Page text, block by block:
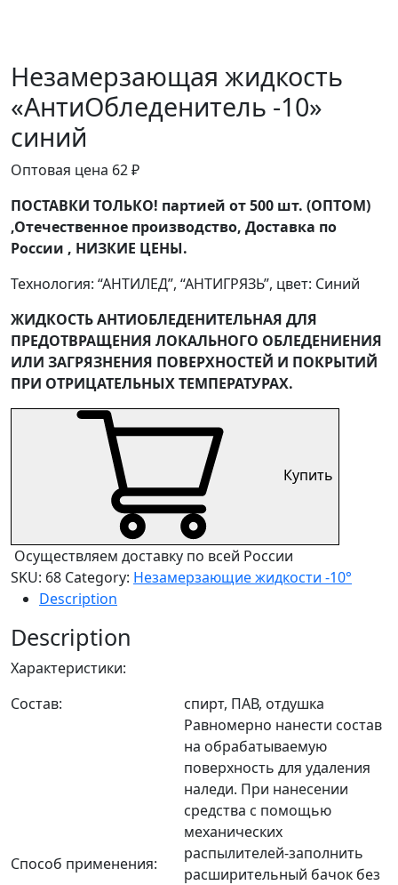
Незамерзающая жидкость
«АнтиОбледенитель -10»
синий
Оптовая цена 62₽
ПОСТАВКИ ТОЛЬКО! партией от 500 шт. (ОПТОМ)
,Отечественное производство, Доставка по
России , НИЗКИЕ ЦЕНЫ.
Технология: “АНТИЛЕД”, “АНТИГРЯЗЬ”, цвет: Синий
ЖИДКОСТЬ АНТИОБЛЕДЕНИТЕЛЬНАЯ ДЛЯ
ПРЕДОТВРАЩЕНИЯ ЛОКАЛЬНОГО ОБЛЕДЕНИЕНИЯ
ИЛИ ЗАГРЯЗНЕНИЯ ПОВЕРХНОСТЕЙ И ПОКРЫТИЙ
ПРИ ОТРИЦАТЕЛЬНЫХ ТЕМПЕРАТУРАХ.
Купить
Осуществляем доставку по всей России
SKU: 68 Category: Незамерзающие жидкости -10°
Description
Description
Характеристики:
Состав:
спирт, ПАВ, отдушка
Способ применения:
Равномерно нанести состав
на обрабатываемую
поверхность для удаления
наледи. При нанесении
средства с помощью
механических
распылителей-заполнить
расширительный бачок без